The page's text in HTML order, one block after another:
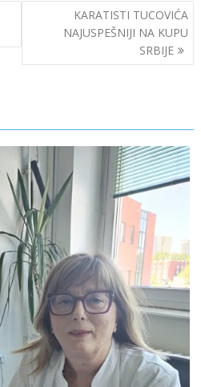
KARATISTI TUCOVIĆA
NAJUSPEŠNIJI NA KUPU
SRBIJE